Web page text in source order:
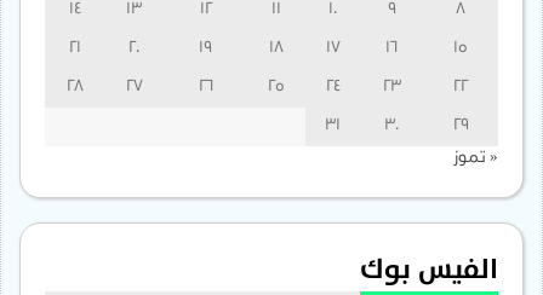
13
14
15
16
17
18
19
20
21
22
23
24
25
26
27
28
29
30
31
« تموز
الفيس بوك